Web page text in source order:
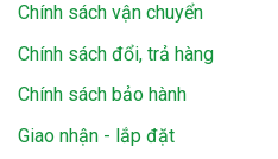
Chính sách vận chuyển
Chính sách đổi, trả hàng
Chính sách bảo hành
Giao nhận - lắp đặt